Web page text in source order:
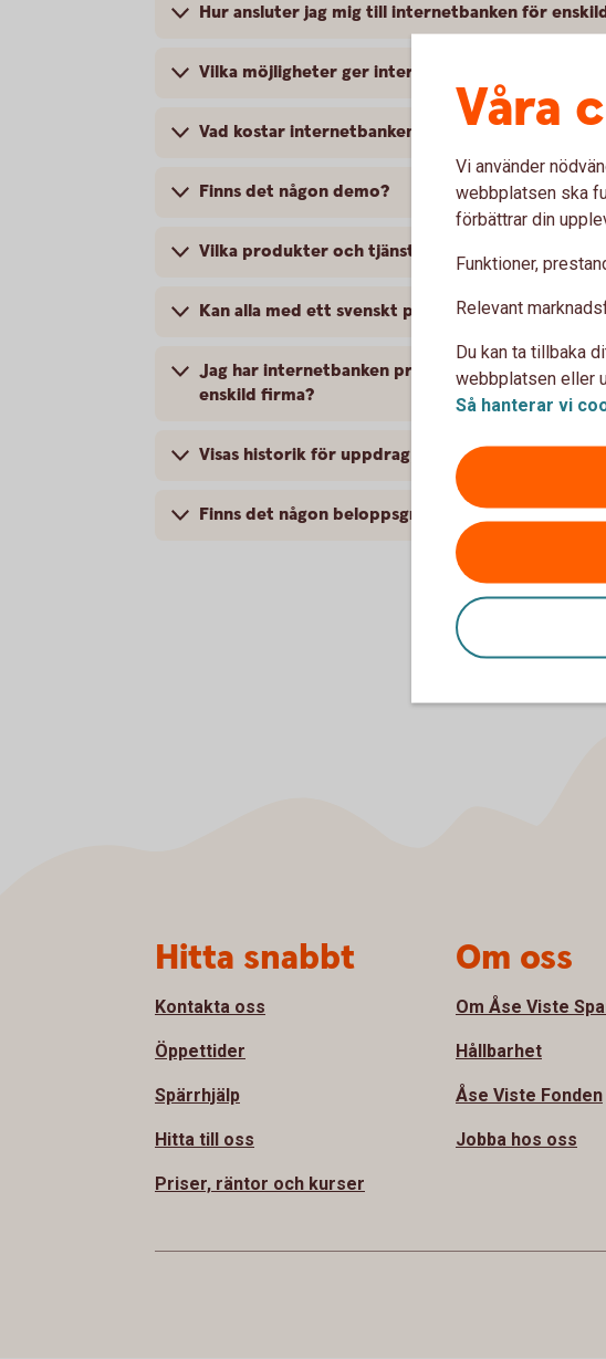
Hur ansluter jag mig till internetbanken för
Vilka möjligheter ger internetbanken för enskild
Vad kostar internetbanken för enskild firma?
Finns det någon demo?
Vilka produkter och tjänster kan jag ansluta mig
Kan alla med ett svenskt personnummer ansluta
Jag har internetbanken privat och Bankgiro.
enskild firma?
Visas historik för uppdrag, t.ex. betalningar
Finns det någon beloppsgräns för överföringar
Våra
Vi använder
webbplatsen ska
förbättrar din
Funktioner,
Relevant
Du kan ta tillbaka
webbplatsen eller
Så hanterar vi
Hitta snabbt
Kontakta oss
Öppettider
Spärrhjälp
Hitta till oss
Priser, räntor och kurser
Om oss
Om Åse Viste
Hållbarhet
Åse Viste Fonden
Jobba hos oss